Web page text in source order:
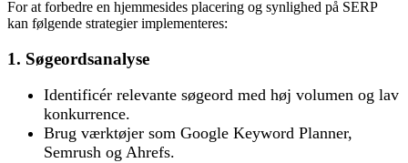
For at forbedre en hjemmesides placering og synlighed på SERP
kan følgende strategier implementeres:
1. Søgeordsanalyse
Identificér relevante søgeord med høj volumen og lav
konkurrence.
Brug værktøjer som Google Keyword Planner,
Semrush og Ahrefs.